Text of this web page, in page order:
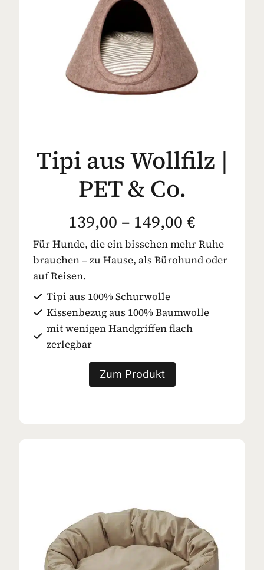
Tipi aus Wollfilz |
PET & Co.
139,00 – 149,00 €
Für Hunde, die ein bisschen mehr Ruhe
brauchen – zu Hause, als Bürohund oder
auf Reisen.
Tipi aus 100% Schurwolle
Kissenbezug aus 100% Baumwolle
mit wenigen Handgriffen flach
zerlegbar
Zum Produkt